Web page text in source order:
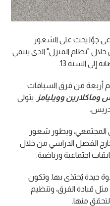
جوًا يحث على الشعور
خلال "نظام المنزل" الذي ينتمي
إلى السنة 13.
أربعة من فرق السباقات
وويليامز . يتولى
المجتمعي، ويطور شعور
خارج الفصل الدراسي من خلال
اجتماعية ورياضية.
جيدة يُحتذى بها. وتكون
قيادة الفرق، وتنظيم
منها.